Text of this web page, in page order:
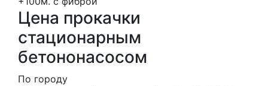
Цена прокачки
стационарным
бетононасосом
По городу